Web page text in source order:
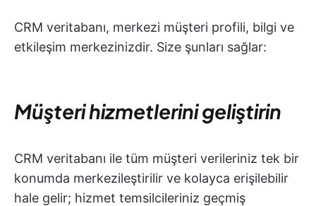
CRM veritabanı, merkezi müşteri profili, bilgi ve
etkileşim merkezinizdir. Size şunları sağlar:
Müşteri hizmetlerini geliştirin
CRM veritabanı ile tüm müşteri verileriniz tek bir
konumda merkezileştirilir ve kolayca erişilebilir
hale gelir; hizmet temsilcileriniz geçmiş